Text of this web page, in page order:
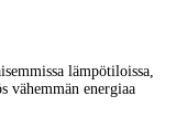
lämpötiloissa,
vähemmän energiaa